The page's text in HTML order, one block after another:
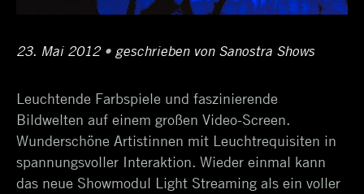
Posted
23. Mai 201218.
2017
• Author
geschrieben von Sanostra Shows
Leuchtende Farbspiele und faszinierende
Bildwelten auf einem großen Video-Screen.
Wunderschöne Artistinnen mit Leuchtrequisiten in
spannungsvoller Interaktion. Wieder einmal kann
das neue Showmodul Light Streaming als ein voller